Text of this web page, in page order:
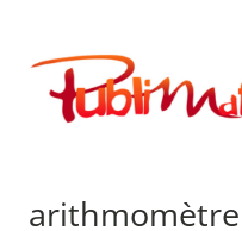
contenu
Publimath
arithmomètre